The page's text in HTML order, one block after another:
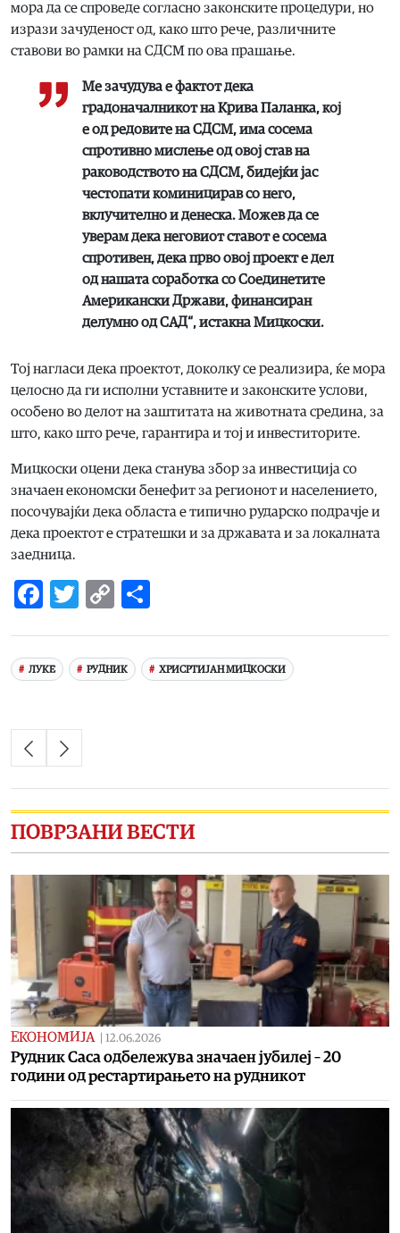
мора да се спроведе согласно законските процедури, но
изрази зачуденост од, како што рече, различните
ставови во рамки на СДСМ по ова прашање.
Ме зачудува е фактот дека
градоначалникот на Крива Паланка, кој
е од редовите на СДСМ, има сосема
спротивно мислење од овој став на
раководството на СДСМ, бидејќи јас
честопати коминицирав со него,
вклучително и денеска. Можев да се ​​
уверам дека неговиот ставот е сосема
спротивен, дека прво овој проект е дел
од нашата соработка со Соединетите
Американски Држави, финансиран
делумно од САД“, истакна Мицкоски.
Тој нагласи дека проектот, доколку се реализира, ќе мора
целосно да ги исполни уставните и законските услови,
особено во делот на заштитата на животната средина, за
што, како што рече, гарантира и тој и инвеститорите.
Мицкоски оцени дека станува збор за инвестиција со
значаен економски бенефит за регионот и населението,
посочувајќи дека областа е типично рударско подрачје и
дека проектот е стратешки и за државата и за локалната
заедница.
Facebook
Twitter
Copy
ЛУКЕ РУДНИК ХРИСРТИЈАН МИЦКОСКИ
ПОВРЗАНИ ВЕСТИ
ЕКОНОМИЈА 12.06.2026
Рудник Саса одбележува значаен јубилеј – 20
години од рестартирањето на рудникот